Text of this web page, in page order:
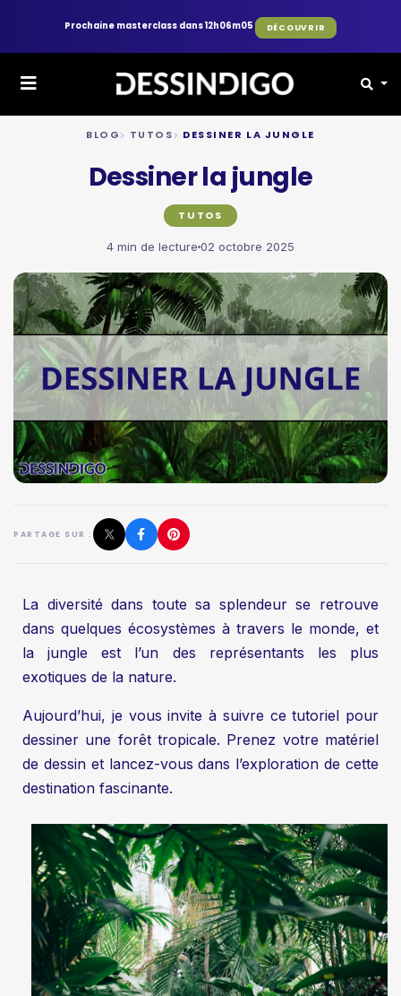
Prochaine masterclass dans 12h06m03 DÉCOUVRIR
BLOG TUTOS DESSINER LA JUNGLE
Dessiner la jungle
TUTOS
4 min de lecture 02 octobre 2025
PARTAGE SUR :
La diversité dans toute sa splendeur se retrouve
dans quelques écosystèmes à travers le monde, et
la jungle est l’un des représentants les plus
exotiques de la nature.
Aujourd’hui, je vous invite à suivre ce tutoriel pour
dessiner une forêt tropicale. Prenez votre matériel
de dessin et lancez-vous dans l’exploration de cette
destination fascinante.